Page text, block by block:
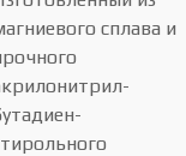
сплава и